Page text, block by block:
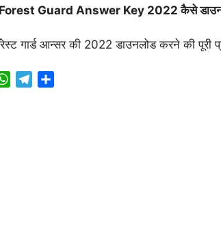
Forest Guard Answer Key 2022कैसे
गार्ड आन्सर की 2022 डाउनलोड करने की पूरी
W